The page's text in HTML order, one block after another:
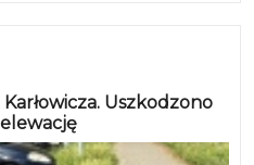
Uszkodzono